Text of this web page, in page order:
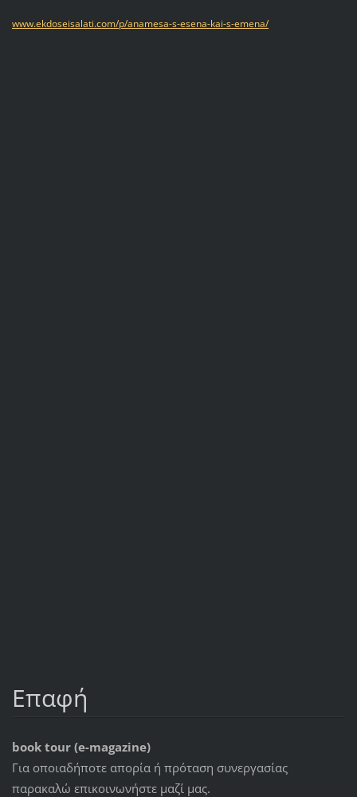
www.ekdoseisalati.com/p/anamesa-s-esena-kai-s-emena/
Επαφή
book tour (e-magazine)
Για οποιαδήποτε απορία ή πρόταση συνεργασίας
παρακαλώ επικοινωνήστε μαζί μας.